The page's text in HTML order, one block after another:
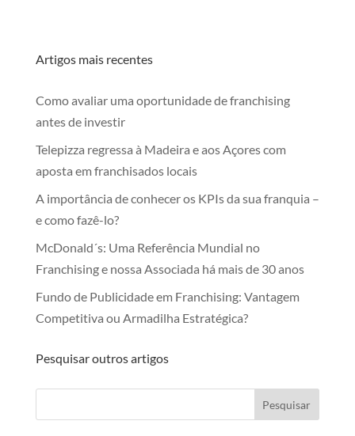
Artigos mais recentes
Como avaliar uma oportunidade de franchising
antes de investir
Telepizza regressa à Madeira e aos Açores com
aposta em franchisados locais
A importância de conhecer os KPIs da sua franquia –
e como fazê-lo?
McDonald´s: Uma Referência Mundial no
Franchising e nossa Associada há mais de 30 anos
Fundo de Publicidade em Franchising: Vantagem
Competitiva ou Armadilha Estratégica?
Pesquisar outros artigos
Pesquisar